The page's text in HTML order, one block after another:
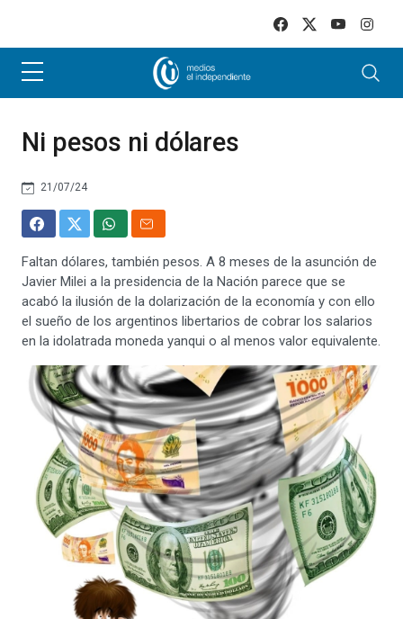
Ni pesos ni dólares
21/07/24
Faltan dólares, también pesos. A 8 meses de la asunción de
Javier Milei a la presidencia de la Nación parece que se
acabó la ilusión de la dolarización de la economía y con ello
el sueño de los argentinos libertarios de cobrar los salarios
en la idolatrada moneda yanqui o al menos valor equivalente.